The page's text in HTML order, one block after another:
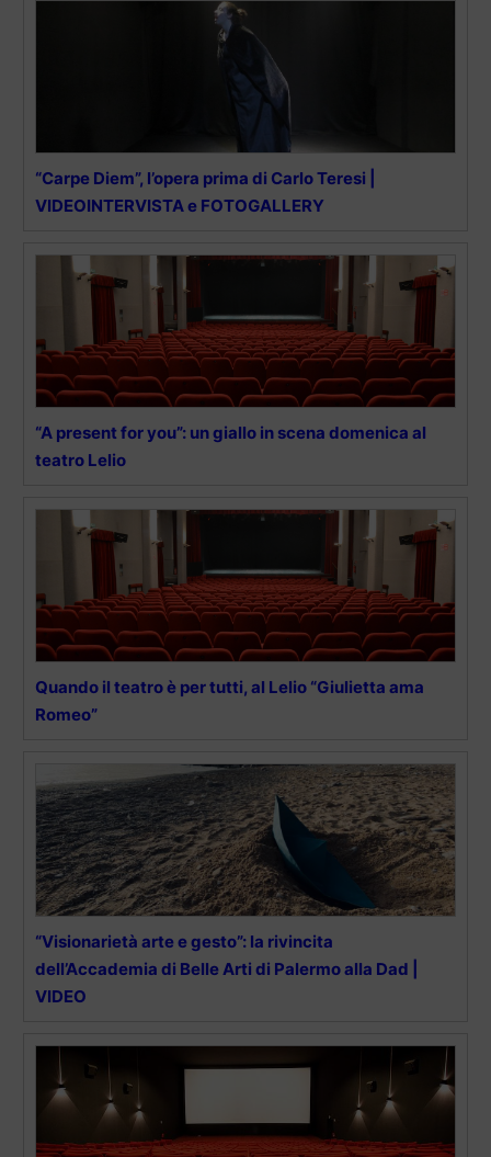
“Carpe Diem”, l’opera prima di Carlo Teresi |
VIDEOINTERVISTA e FOTOGALLERY
“A present for you”: un giallo in scena domenica al
teatro Lelio
Quando il teatro è per tutti, al Lelio “Giulietta ama
Romeo”
“Visionarietà arte e gesto”: la rivincita
dell’Accademia di Belle Arti di Palermo alla Dad |
VIDEO